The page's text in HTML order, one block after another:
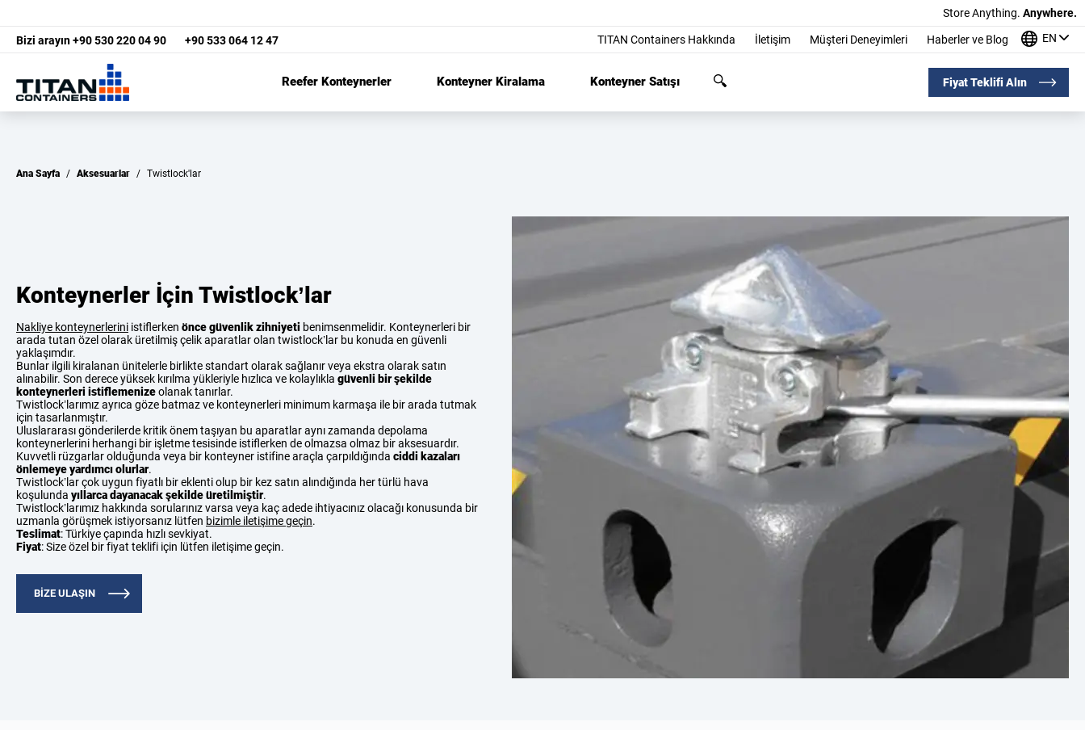
Store Anything. Anywhere.
Bizi arayın+90 530 220 04 90 +90 533 064 12 47 TITAN Containers Hakkında İletişim Müşteri Deneyimleri Haberler ve Blog EN
Reefer Konteynerler Konteyner Kiralama Konteyner Satışı Fiyat Teklifi Alın
Ana Sayfa / Aksesuarlar / Twistlock'lar
Konteynerler İçin Twistlock’lar
Nakliye konteynerlerini istiflerken önce güvenlik zihniyeti benimsenmelidir. Konteynerleri bir
arada tutan özel olarak üretilmiş çelik aparatlar olan twistlock’lar bu konuda en güvenli
yaklaşımdır.
Bunlar ilgili kiralanan ünitelerle birlikte standart olarak sağlanır veya ekstra olarak satın
alınabilir. Son derece yüksek kırılma yükleriyle hızlıca ve kolaylıkla güvenli bir şekilde
konteynerleri istiflemenizeolanak tanırlar.
Twistlock’larımız ayrıca göze batmaz ve konteynerleri minimum karmaşa ile bir arada tutmak
için tasarlanmıştır.
Uluslararası gönderilerde kritik önem taşıyan bu aparatlar aynı zamanda depolama
konteynerlerini herhangi bir işletme tesisinde istiflerken de olmazsa olmaz bir aksesuardır.
Kuvvetli rüzgarlar olduğunda veya bir konteyner istifine araçla çarpıldığında ciddi kazaları
önlemeye yardımcı olurlar.
Twistlock’lar çok uygun fiyatlı bir eklenti olup bir kez satın alındığında her türlü hava
koşulunda yıllarca dayanacak şekilde üretilmiştir.
Twistlock’larımız hakkında sorularınız varsa veya kaç adede ihtiyacınız olacağı konusunda bir
uzmanla görüşmek istiyorsanız lütfen bizimle iletişime geçin.
Teslimat:Türkiye çapında hızlı sevkiyat.
Fiyat: Size özel bir fiyat teklifi için lütfen iletişime geçin.
BIZE ULAŞIN